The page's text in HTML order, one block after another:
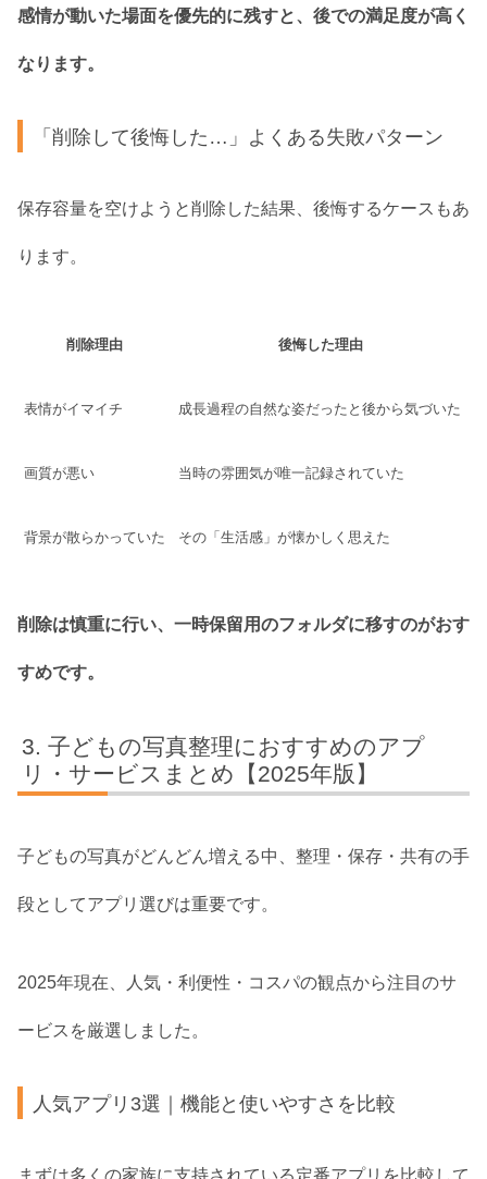
感情が動いた場面を優先的に残すと、後での満足度が高く
なります。
「削除して後悔した…」よくある失敗パターン
保存容量を空けようと削除した結果、後悔するケースもあ
ります。
削除理由 後悔した理由
表情がイマイチ 成長過程の自然な姿だったと後から気づいた
画質が悪い 当時の雰囲気が唯一記録されていた
背景が散らかっていた その「生活感」が懐かしく思えた
削除は慎重に行い、一時保留用のフォルダに移すのがおす
すめです。
子どもの写真整理におすすめのアプ
リ・サービスまとめ【2025年版】
子どもの写真がどんどん増える中、整理・保存・共有の手
段としてアプリ選びは重要です。
2025年現在、人気・利便性・コスパの観点から注目のサ
ービスを厳選しました。
人気アプリ3選｜機能と使いやすさを比較